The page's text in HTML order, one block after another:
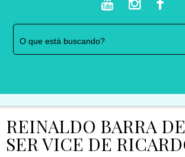
REINALDO BARRA
SER VICE DE